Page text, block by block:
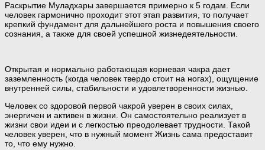
Раскрытие Муладхары завершается примерно к 5 годам. Если
человек гармонично проходит этот этап развития, то получает
крепкий фундамент для дальнейшего роста и повышения своего
сознания, а также для своей успешной жизнедеятельности.
Открытая и нормально работающая корневая чакра дает
заземленность (когда человек твердо стоит на ногах), ощущение
внутренней силы, стабильности и удовлетворенности жизнью.
Человек со здоровой первой чакрой уверен в своих силах,
энергичен и активен в жизни. Он самостоятельно реализует в
жизни свои идеи и с легкостью преодолевает трудности. Такой
человек уверен, что в нужный момент Жизнь сама предоставит
то, что ему нужно.